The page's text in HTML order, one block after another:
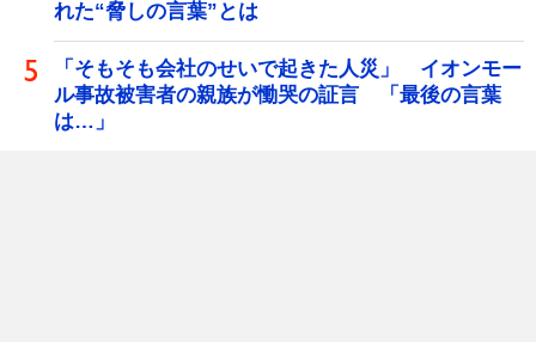
れた“脅しの言葉”とは
「そもそも会社のせいで起きた人災」 イオンモー
ル事故被害者の親族が慟哭の証言 「最後の言葉
は…」